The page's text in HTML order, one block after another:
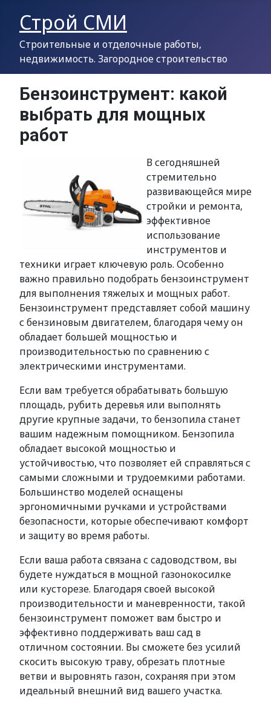
Строй СМИ
Строительные и отделочные работы,
недвижимость. Загородное строительство
Бензоинструмент: какой
выбрать для мощных
работ
В сегодняшней
стремительно
развивающейся мире
стройки и ремонта,
эффективное
использование
инструментов и
техники играет ключевую роль. Особенно
важно правильно подобрать бензоинструмент
для выполнения тяжелых и мощных работ.
Бензоинструмент представляет собой машину
с бензиновым двигателем, благодаря чему он
обладает большей мощностью и
производительностью по сравнению с
электрическими инструментами.
Если вам требуется обрабатывать большую
площадь, рубить деревья или выполнять
другие крупные задачи, то бензопила станет
вашим надежным помощником. Бензопила
обладает высокой мощностью и
устойчивостью, что позволяет ей справляться с
самыми сложными и трудоемкими работами.
Большинство моделей оснащены
эргономичными ручками и устройствами
безопасности, которые обеспечивают комфорт
и защиту во время работы.
Если ваша работа связана с садоводством, вы
будете нуждаться в мощной газонокосилке
или кусторезе. Благодаря своей высокой
производительности и маневренности, такой
бензоинструмент поможет вам быстро и
эффективно поддерживать ваш сад в
отличном состоянии. Вы сможете без усилий
скосить высокую траву, обрезать плотные
ветви и выровнять газон, сохраняя при этом
идеальный внешний вид вашего участка.